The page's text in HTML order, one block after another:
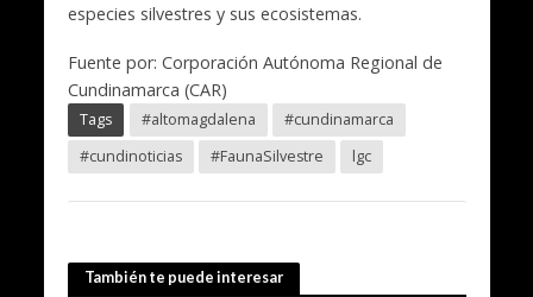
especies silvestres y sus ecosistemas.
Fuente por: Corporación Autónoma Regional de
Cundinamarca (CAR)
Tags #altomagdalena
#cundinamarca
#cundinoticias
#FaunaSilvestre lgc
También te puede interesar